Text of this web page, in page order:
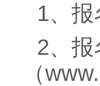
1、
2、
（